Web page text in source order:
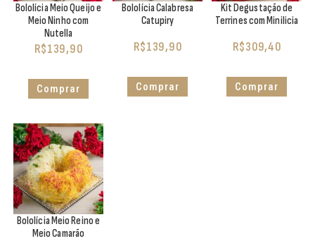
Bololícia Meio Queijo e
Meio Ninho com
Nutella
R$139,90
Comprar
Bololícia Calabresa
Catupiry
R$139,90
Comprar
Kit Degustação de
Terrines com Minilicia
R$309,40
Comprar
Bololícia Meio Reino e
Meio Camarão